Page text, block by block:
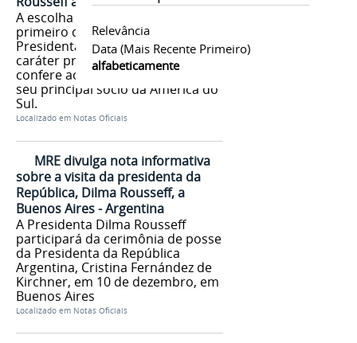
Relevância
Data (mais Recente Primeiro)
alfabeticamente
A escolha da Argentina como
primeiro destino internacional da
Presidenta Dilma reafirma o
caráter prioritário que o Brasil
confere ao relacionamento com
seu principal sócio da América do
Sul.
Localizado em Notas Oficiais
MRE divulga nota informativa
sobre a visita da presidenta da
República, Dilma Rousseff, a
Buenos Aires - Argentina
A Presidenta Dilma Rousseff
participará da cerimônia de posse
da Presidenta da República
Argentina, Cristina Fernández de
Kirchner, em 10 de dezembro, em
Buenos Aires
Localizado em Notas Oficiais